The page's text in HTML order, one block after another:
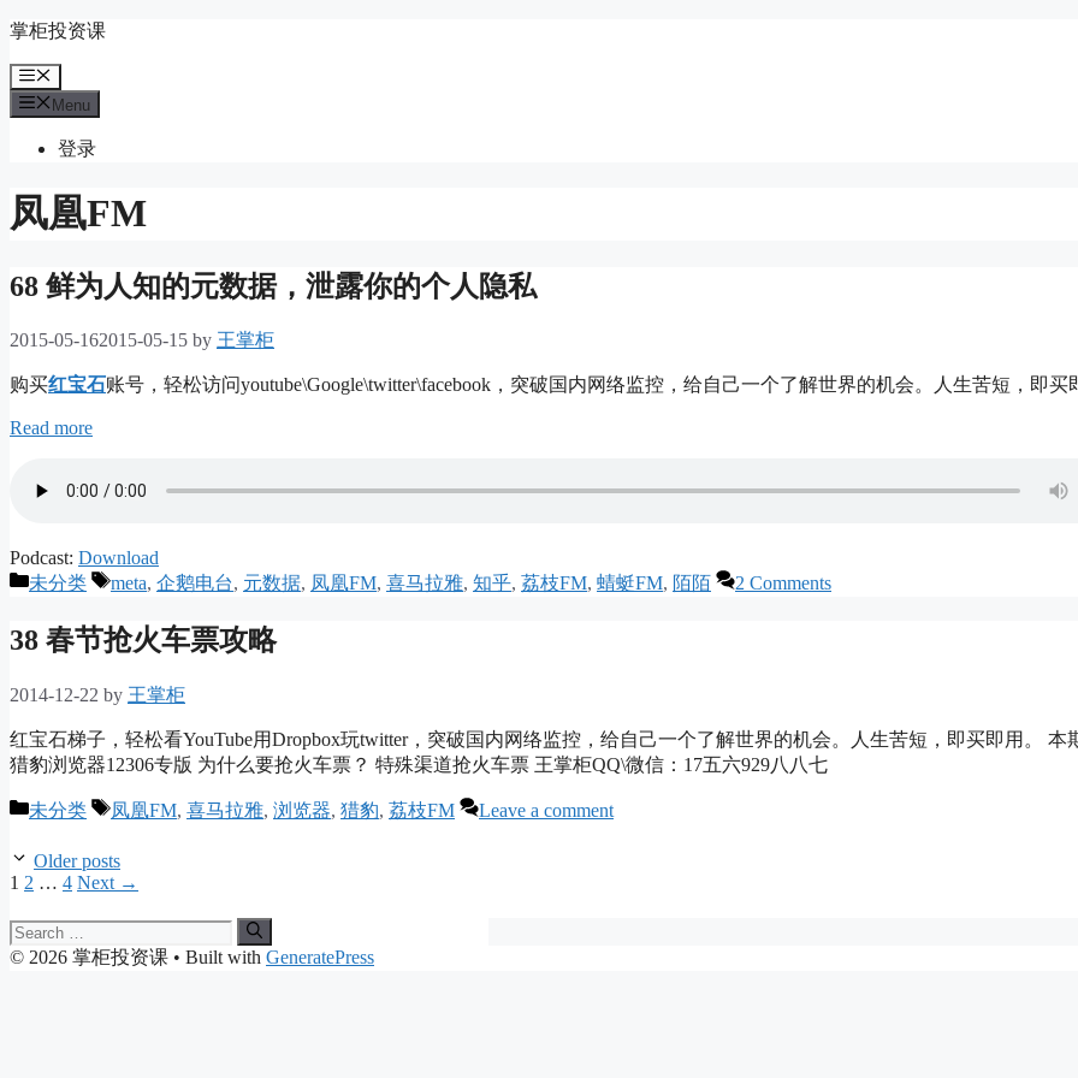
Skip
content
掌柜投资课
Menu
Menu
登录
凤凰FM
68 鲜为人知的元数据，泄露你的个人隐私
2015-05-162015-05-15 by 王掌柜
购买红宝石账号，轻松访问youtube\Google\twitter\facebook，突破国内网络监控，给自己一个了解世界的机会。人生苦短，即买
Read more
Podcast: Download
Categories
未分类 Tags
meta, 企鹅电台, 元数据, 凤凰FM, 喜马拉雅, 知乎, 荔枝FM, 蜻蜓FM, 陌陌 2 Comments
38 春节抢火车票攻略
2014-12-22 by 王掌柜
红宝石梯子，轻松看YouTube用Dropbox玩twitter，突破国内网络监控，给自己一个了解世界的机会。人生苦短，即买即用。 本
猎豹浏览器12306专版 为什么要抢火车票？ 特殊渠道抢火车票 王掌柜QQ\微信：17五六929八八七
Categories
未分类 Tags
凤凰FM, 喜马拉雅, 浏览器, 猎豹, 荔枝FM Leave a comment
Older posts
Page
1 Page
2 … Page
4 Next →
Search
for:
© 2026 掌柜投资课 • Built with GeneratePress